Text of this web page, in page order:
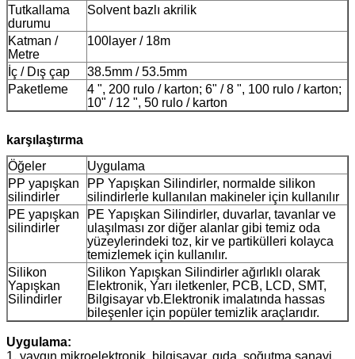
Tutkallama
durumu
Solvent bazlı akrilik
Katman /
Metre
100layer / 18m
İç / Dış çap
38.5mm / 53.5mm
Paketleme
4 ", 200 rulo / karton; 6" / 8 ", 100 rulo / karton;
10" / 12 ", 50 rulo / karton
karşılaştırma
Öğeler
Uygulama
PP yapışkan
silindirler
PP Yapışkan Silindirler, normalde silikon
silindirlerle kullanılan makineler için kullanılır
PE yapışkan
silindirler
PE Yapışkan Silindirler, duvarlar, tavanlar ve
ulaşılması zor diğer alanlar gibi temiz oda
yüzeylerindeki toz, kir ve partikülleri kolayca
temizlemek için kullanılır.
Silikon
Yapışkan
Silindirler
Silikon Yapışkan Silindirler ağırlıklı olarak
Elektronik, Yarı iletkenler, PCB, LCD, SMT,
Bilgisayar vb.Elektronik imalatında hassas
bileşenler için popüler temizlik araçlarıdır.
Uygulama:
1. yaygın mikroelektronik, bilgisayar, gıda, soğutma sanayi.